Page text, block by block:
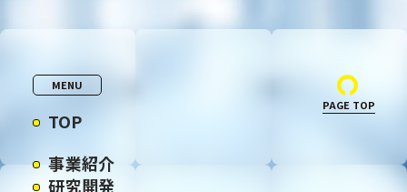
MENU
TOP
事業紹介
研究開発
PAGE TOP